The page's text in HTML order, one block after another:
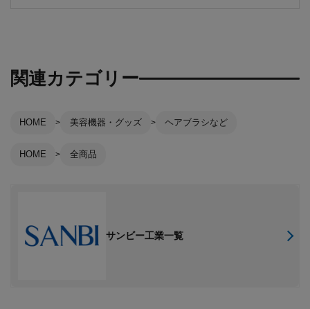
関連カテゴリー
HOME 美容機器・グッズ ヘアブラシなど
HOME 全商品
サンビー工業一覧